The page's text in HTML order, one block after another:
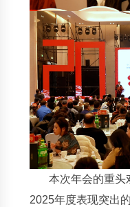
本次年会的重头
2025年度表现突出